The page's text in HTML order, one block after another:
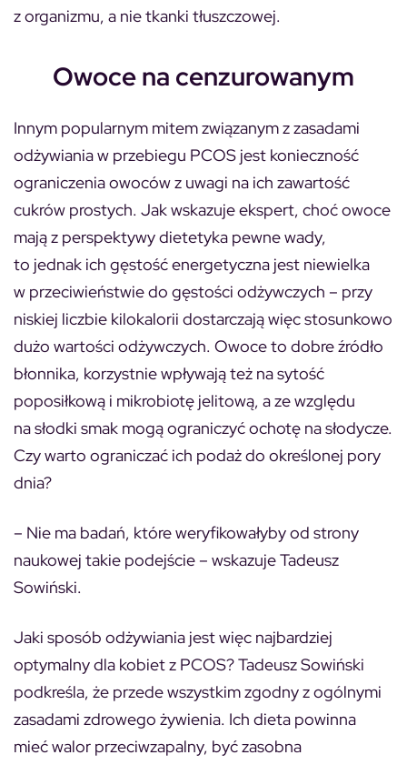
z organizmu, a nie tkanki tłuszczowej.
Owoce na cenzurowanym
Innym popularnym mitem związanym z zasadami
odżywiania w przebiegu PCOS jest konieczność
ograniczenia owoców z uwagi na ich zawartość
cukrów prostych. Jak wskazuje ekspert, choć owoce
mają z perspektywy dietetyka pewne wady,
to jednak ich gęstość energetyczna jest niewielka
w przeciwieństwie do gęstości odżywczych – przy
niskiej liczbie kilokalorii dostarczają więc stosunkowo
dużo wartości odżywczych. Owoce to dobre źródło
błonnika, korzystnie wpływają też na sytość
poposiłkową i mikrobiotę jelitową, a ze względu
na słodki smak mogą ograniczyć ochotę na słodycze.
Czy warto ograniczać ich podaż do określonej pory
dnia?
– Nie ma badań, które weryfikowałyby od strony
naukowej takie podejście – wskazuje Tadeusz
Sowiński.
Jaki sposób odżywiania jest więc najbardziej
optymalny dla kobiet z PCOS? Tadeusz Sowiński
podkreśla, że przede wszystkim zgodny z ogólnymi
zasadami zdrowego żywienia. Ich dieta powinna
mieć walor przeciwzapalny, być zasobna